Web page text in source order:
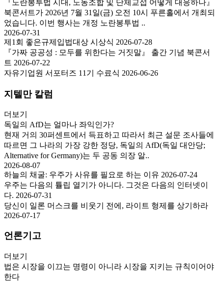
『노란봉투법 시대, 노동조합 및 단체교섭 어떻게 대응하나』
북콘서트가 2026년 7월 31일(금) 오전 10시 푸른홀에서 개최되
었습니다. 이번 행사는 개정 노란봉투법 ..
2026-07-31
제1회 좋은규제입법대상 시상식 2026-07-28
『가짜 공공성 : 모두를 위한다는 거짓말』 출간 기념 북콘서
트 2026-07-22
자유기업원 서포터즈 11기 수료식 2026-06-26
지텔만 칼럼
더보기
독일의 AfD는 얼마나 좌익인가?
현재 거의 30퍼센트에서 득표하고 따라서 최근 설문 조사들에
따르면 그 나라의 가장 강한 정당, 독일의 AfD(독일 대안당;
Alternative for Germany)는 두 공동 의장 알..
2026-08-07
하늘의 채굴: 우주가 사유를 필요로 하는 이유 2026-07-24
우주는 다음의 튤립 열기가 아니다. 그것은 다음의 인터넷이
다. 2026-07-31
당신이 일론 머스크를 비웃기 전에, 라이트 형제를 상기하라
2026-07-17
언론기고
더보기
법은 시장을 이끄는 명령이 아니라 시장을 지키는 규칙이어야
한다